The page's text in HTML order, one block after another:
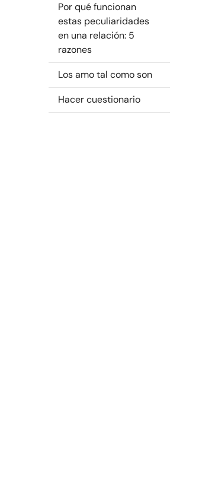
Por qué funcionan
estas peculiaridades
en una relación: 5
razones
Los amo tal como son
Hacer cuestionario